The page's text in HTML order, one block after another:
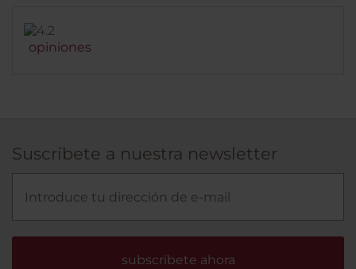
opiniones
Suscríbete a nuestra newsletter
subscríbete ahora